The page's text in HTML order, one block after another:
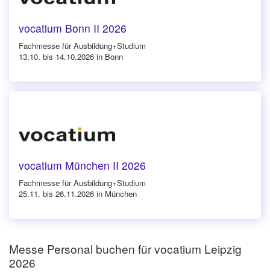
vocatium Bonn II 2026
Fachmesse für Ausbildung+Studium
13.10. bis 14.10.2026 in Bonn
vocatium München II 2026
Fachmesse für Ausbildung+Studium
25.11. bis 26.11.2026 in München
Messe Personal buchen für vocatium Leipzig
2026